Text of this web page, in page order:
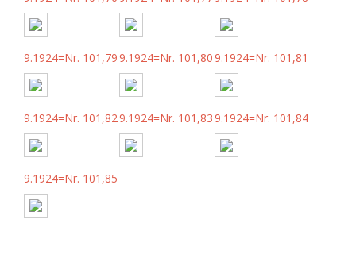
9.1924=Nr. 101,799.1924=Nr. 101,809.1924=Nr. 101,81
9.1924=Nr. 101,829.1924=Nr. 101,839.1924=Nr. 101,84
9.1924=Nr. 101,85